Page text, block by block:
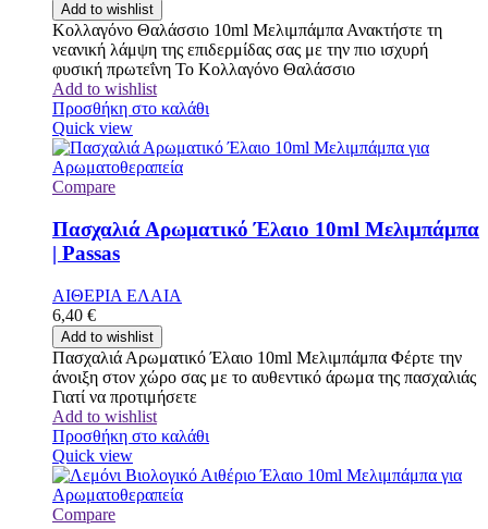
Add to wishlist
Κολλαγόνο Θαλάσσιο 10ml Μελιμπάμπα Ανακτήστε τη
νεανική λάμψη της επιδερμίδας σας με την πιο ισχυρή
φυσική πρωτεΐνη Το Κολλαγόνο Θαλάσσιο
Add to wishlist
Προσθήκη στο καλάθι
Quick view
Compare
Πασχαλιά Αρωματικό Έλαιο 10ml Μελιμπάμπα
| Passas
ΑΙΘΕΡΙΑ ΕΛΑΙΑ
6,40 €
Add to wishlist
Πασχαλιά Αρωματικό Έλαιο 10ml Μελιμπάμπα Φέρτε την
άνοιξη στον χώρο σας με το αυθεντικό άρωμα της πασχαλιάς
Γιατί να προτιμήσετε
Add to wishlist
Προσθήκη στο καλάθι
Quick view
Compare